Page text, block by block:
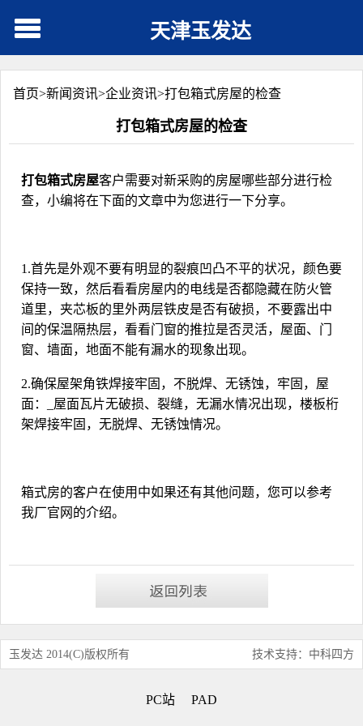
天津玉发达
首页>新闻资讯>企业资讯>打包箱式房屋的检查
打包箱式房屋的检查
打包箱式房屋客户需要对新采购的房屋哪些部分进行检
查，小编将在下面的文章中为您进行一下分享。
1.首先是外观不要有明显的裂痕凹凸不平的状况，颜色要
保持一致，然后看看房屋内的电线是否都隐藏在防火管
道里，夹芯板的里外两层铁皮是否有破损，不要露出中
间的保温隔热层，看看门窗的推拉是否灵活，屋面、门
窗、墙面，地面不能有漏水的现象出现。
2.确保屋架角铁焊接牢固，不脱焊、无锈蚀，牢固，屋
面：_屋面瓦片无破损、裂缝，无漏水情况出现，楼板桁
架焊接牢固，无脱焊、无锈蚀情况。
箱式房的客户在使用中如果还有其他问题，您可以参考
我厂官网的介绍。
玉发达 2014(C)版权所有 技术支持：中科四方
PC站 PAD